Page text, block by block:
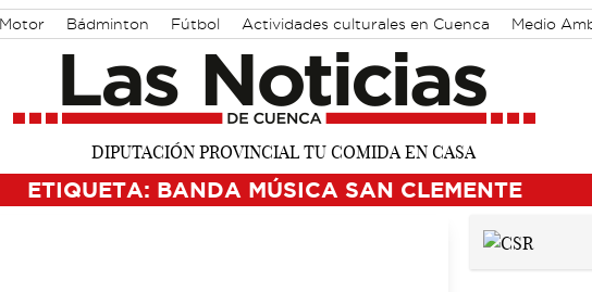
Motor Bádminton Fútbol Actividades culturales en Cuenca Medio
ETIQUETA: BANDA MÚSICA SAN CLEMENTE